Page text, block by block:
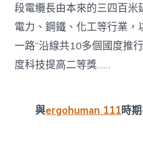
段電纜長由本來的三四百米
電力、鋼鐵、化工等行業，
一路”沿線共10多個國度推
度科技提高二等獎……
與ergohuman 111時